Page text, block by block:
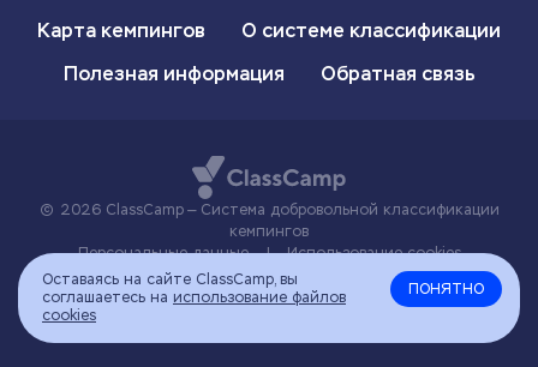
Карта кемпингов
О системе классификации
Полезная информация
Обратная связь
2026 ClassCamp — Система добровольной классификации
кемпингов
Персональные данные
| Использование cookies
Оставаясь на сайте ClassCamp, вы
соглашаетесь на использование файлов
cookies
ПОНЯТНО